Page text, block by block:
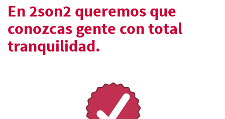
En 2son2 queremos que
conozcas gente con total
tranquilidad.